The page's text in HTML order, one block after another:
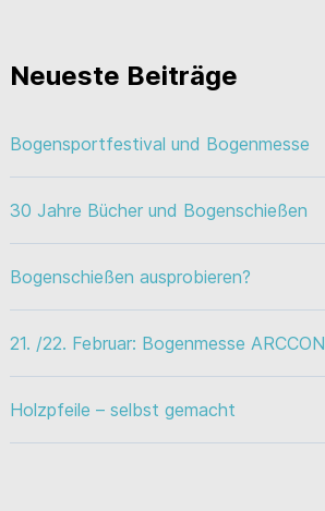
Neueste Beiträge
Bogensportfestival und Bogenmesse
30 Jahre Bücher und Bogenschießen
Bogenschießen ausprobieren?
21. /22. Februar: Bogenmesse ARCCON
Holzpfeile – selbst gemacht